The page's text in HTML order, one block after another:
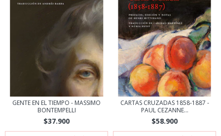
GENTE EN EL TIEMPO - MASSIMO
BONTEMPELLI
$37.900
CARTAS CRUZADAS 1858-1887 -
PAUL CEZANNE...
$58.900